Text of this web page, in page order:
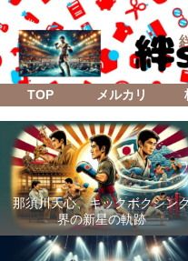
TOP メルカリ
那須川天心、キックボクシン
界の新星の軌跡